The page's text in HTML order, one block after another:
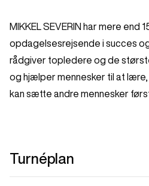
MIKKEL SEVERIN har mere end
opdagelsesrejsende i succes
rådgiver topledere og de
og hjælper mennesker til at lære,
kan sætte andre mennesker
Turnéplan